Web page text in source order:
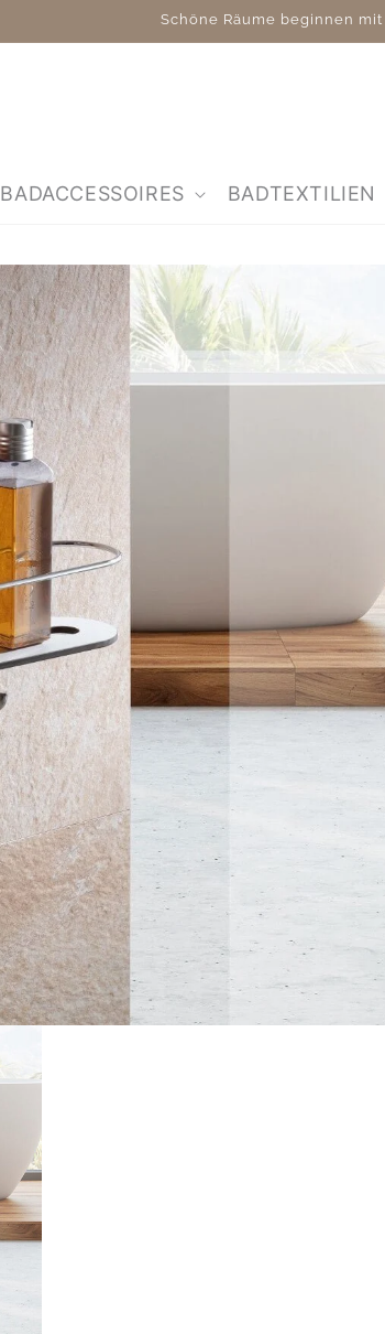
Schöne Räume beginnen
BADACCESSOIRES BADTEXTILIEN